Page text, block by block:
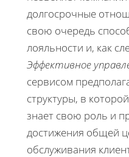
долгосрочные
свою очередь
лояльности и, как
Эффективное
сервисом
структуры, в
знает свою роль и
достижения общей
обслуживания